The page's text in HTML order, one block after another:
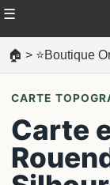
☰
🏠 > ⭐Boutique
CARTE
Carte